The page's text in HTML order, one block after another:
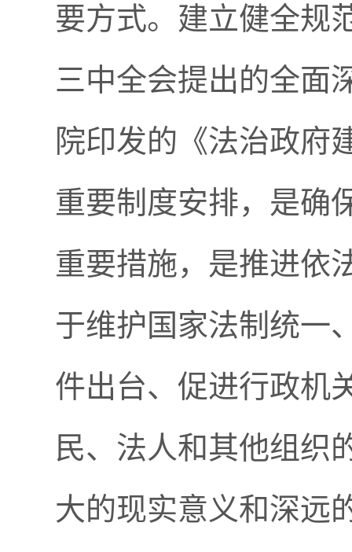
要方式。建立健全规
三中全会提出的全面
院印发的《法治政府
重要制度安排，是确
重要措施，是推进依
于维护国家法制统一
件出台、促进行政机
民、法人和其他组织
大的现实意义和深远